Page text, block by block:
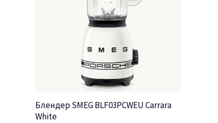
Блендер SMEG BLF03PCWEU Carrara
White